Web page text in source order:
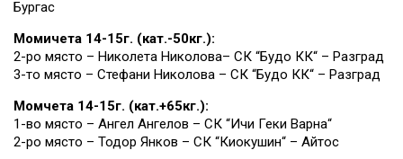
Бургас
Момичета 14-15г. (кат.-50кг.):
2-ро място – Николета Николова– СК “Будо КК“ – Разград
3-то място – Стефани Николова – СК “Будо КК“ – Разград
Момчета 14-15г. (кат.+65кг.):
1-во място – Ангел Ангелов – СК “Ичи Геки Варна“
2-ро място – Тодор Янков – СК “Киокушин“ – Айтос